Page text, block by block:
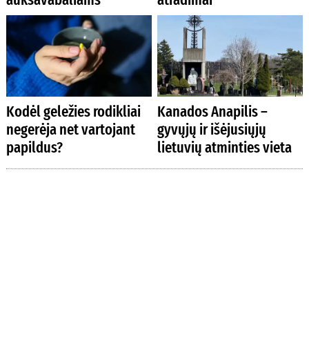
Kodėl geležies rodikliai
negerėja net vartojant
papildus?
Kanados Anapilis –
gyvųjų ir išėjusiųjų
lietuvių atminties vieta